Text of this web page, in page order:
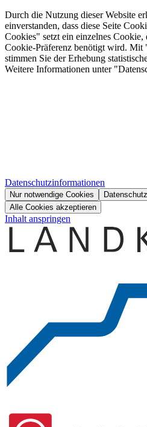
Durch die Nutzung dieser Website
einverstanden, dass diese Seite
Cookies" setzt ein einzelnes Cookie,
Cookie-Präferenz benötigt wird. Mit
stimmen Sie der Erhebung
Weitere Informationen unter
Datenschutzinformationen
Nur notwendige Cookies
Alle Cookies akzeptieren
Inhalt anspringen